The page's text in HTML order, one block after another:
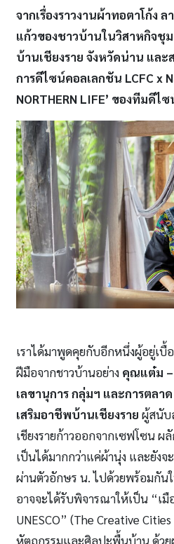
จากเรื่องราวงานผ้าทอตาโก้ง
แก้วของชาวบ้านในวิสาหกิจชุ
บ้านเชียงราย จังหวัดน่าน แล
การดีไซน์คอลเลกชัน LCFC x
NORTHERN LIFE’ ของทีมดีไซ
เราได้มาพูดคุยกับอีกหนึ่งผู้อยู่เบื้
ฝีมือจากชาวบ้านอย่าง คุณแต๋ม
เลขานุการ กลุ่มฯ และการตล
เสริมอาชีพบ้านเชียงราย ผู้สนับ
เชียงรายก้าวออกจากเซฟโซน ผ
เป็นได้มากกว่าแค่ผ้านุ่ง และยังจ
ผ่านตัวอักษร น. ไปด้วยพร้อมกัน
อาจจะได้รับพิจารณาให้เป็น “เมื
UNESCO” (The Creative
หัตถกรรมและศิลปะพื้นบ้าน ด้วย